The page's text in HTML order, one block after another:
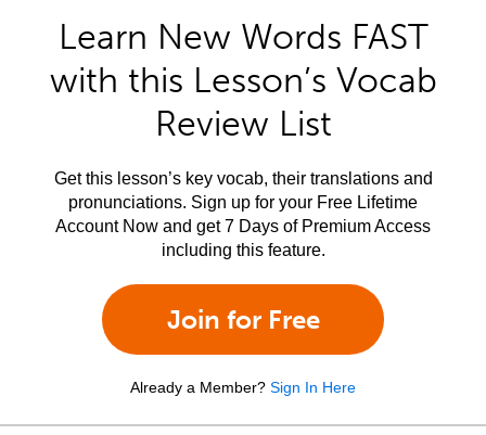
Learn New Words FAST
with this Lesson’s Vocab
Review List
Get this lesson’s key vocab, their translations and
pronunciations. Sign up for your Free Lifetime
Account Now and get 7 Days of Premium Access
including this feature.
Join for Free
Already a Member? Sign In Here